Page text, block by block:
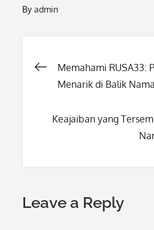
Byadmin
Post
Memahami RUSA33:
Menarik di Balik
Keajaiban yang
Leave a Reply